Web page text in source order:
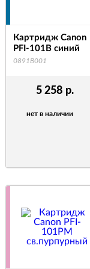
5 258 р.
нет в наличии
Картридж Canon
PFI-101B синий
0891B001